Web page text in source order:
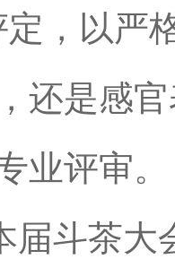
定，以严
还是感
业评审。
斗茶大